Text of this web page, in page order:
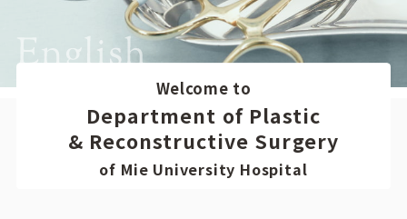
Department of Plastic
& Reconstructive Surgery
of Mie University Hospital
Welcome to